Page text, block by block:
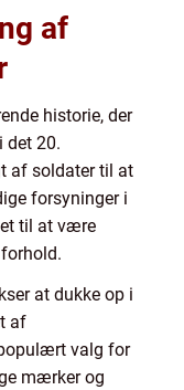
af
historie, der
det 20.
af soldater til at
forsyninger i
til at være
at dukke op i
af
valg for
mærker og